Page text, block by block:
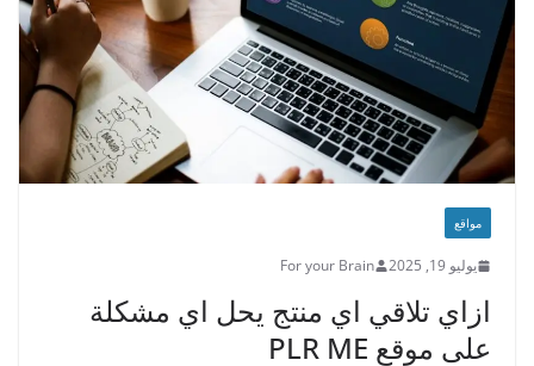
مواقع
يوليو 19, 2025 For your Brain
ازاي تلاقي اي منتج يحل اي مشكلة
على موقع PLR ME